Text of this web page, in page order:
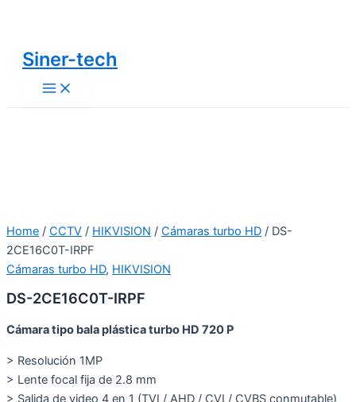
Siner-tech
Home / CCTV / HIKVISION / Cámaras turbo HD / DS-
2CE16C0T-IRPF
Cámaras turbo HD, HIKVISION
DS-2CE16C0T-IRPF
Cámara tipo bala plástica turbo HD 720 P
> Resolución 1MP
> Lente focal fija de 2.8 mm
> Salida de video 4 en 1 (TVI / AHD / CVI / CVBS conmutable)